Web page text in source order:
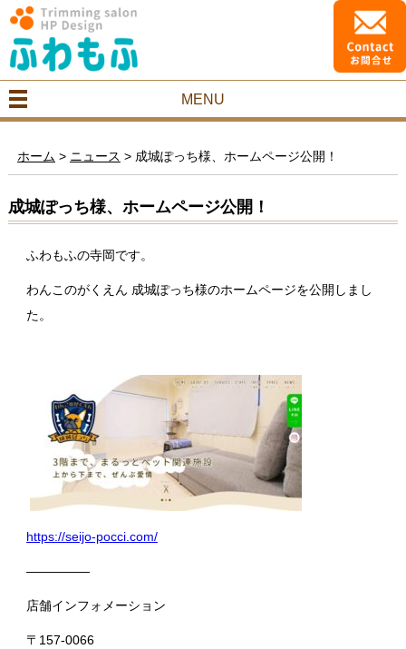
MENU
ホーム > ニュース > 成城ぽっち様、ホームページ公開！
成城ぽっち様、ホームページ公開！
ふわもふの寺岡です。
わんこのがくえん 成城ぽっち様のホームページを公開しまし
た。
https://seijo-pocci.com/
―――――
店舗インフォメーション
〒157-0066